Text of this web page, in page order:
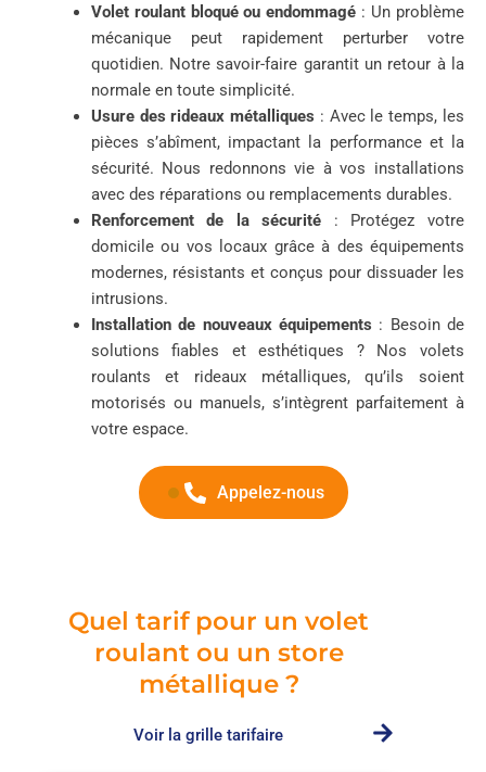
Volet roulant bloqué ou endommagé : Un problème
mécanique peut rapidement perturber votre
quotidien. Notre savoir-faire garantit un retour à la
normale en toute simplicité.
Usure des rideaux métalliques : Avec le temps, les
pièces s’abîment, impactant la performance et la
sécurité. Nous redonnons vie à vos installations
avec des réparations ou remplacements durables.
Renforcement de la sécurité : Protégez votre
domicile ou vos locaux grâce à des équipements
modernes, résistants et conçus pour dissuader les
intrusions.
Installation de nouveaux équipements : Besoin de
solutions fiables et esthétiques ? Nos volets
roulants et rideaux métalliques, qu’ils soient
motorisés ou manuels, s’intègrent parfaitement à
votre espace.
Appelez-nous
Quel tarif pour un volet
roulant ou un store
métallique ?
Voir la grille tarifaire